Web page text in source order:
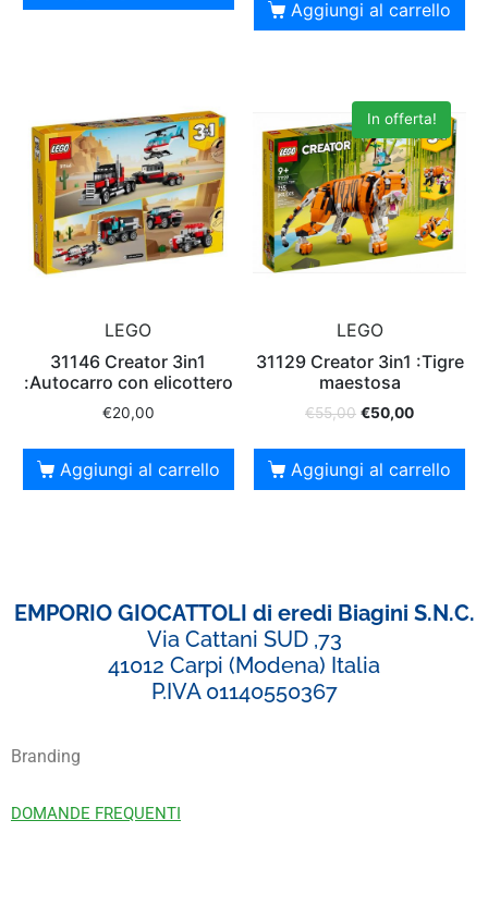
Aggiungi al carrello
LEGO
31146 Creator 3in1
:Autocarro con elicottero
€20,00
Aggiungi al carrello
In offerta!
LEGO
31129 Creator 3in1 :Tigre
maestosa
€55,00 €50,00
Aggiungi al carrello
EMPORIO GIOCATTOLI di eredi Biagini S.N.C.
Via Cattani SUD ,73
41012 Carpi (Modena) Italia
P.IVA 01140550367
Branding
DOMANDE FREQUENTI